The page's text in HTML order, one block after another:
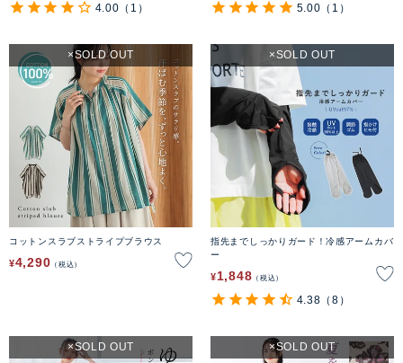
4.00 （1） 5.00 （1）
コットンスラブストライプブラウス
¥4,290 税込
SOLD OUT
指先までしっかりガード！冷感アームカバ
ー
¥1,848 税込
SOLD OUT
4.38 （8）
SOLD OUT SOLD OUT